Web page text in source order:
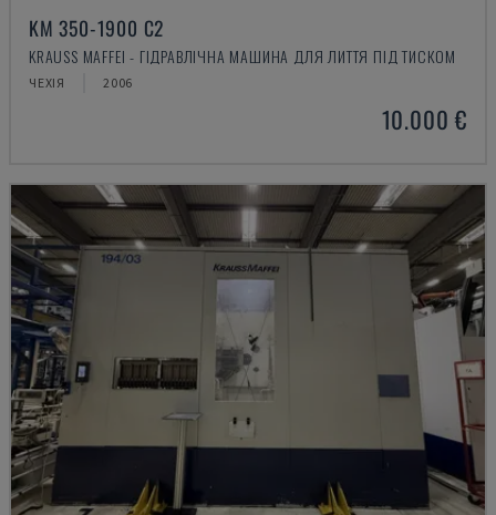
KM 350-1900 C2
KRAUSS MAFFEI - ГІДРАВЛІЧНА МАШИНА ДЛЯ ЛИТТЯ ПІД ТИСКОМ
ЧЕХІЯ 2006
10.000 €